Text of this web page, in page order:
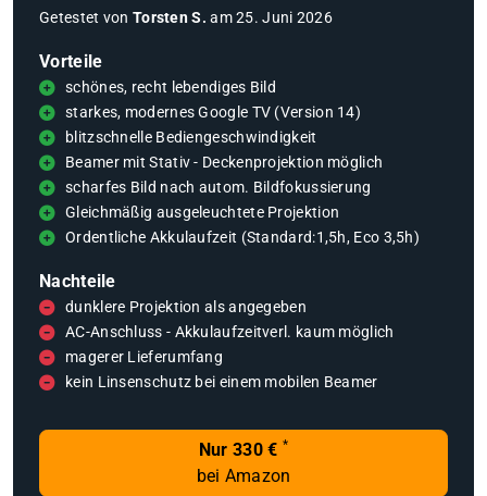
Getestet von Torsten S. am25. Juni 2026
Vorteile
schönes, recht lebendiges Bild
starkes, modernes Google TV (Version 14)
blitzschnelle Bediengeschwindigkeit
Beamer mit Stativ - Deckenprojektion möglich
scharfes Bild nach autom. Bildfokussierung
Gleichmäßig ausgeleuchtete Projektion
Ordentliche Akkulaufzeit (Standard:1,5h, Eco 3,5h)
Nachteile
dunklere Projektion als angegeben
AC-Anschluss - Akkulaufzeitverl. kaum möglich
magerer Lieferumfang
kein Linsenschutz bei einem mobilen Beamer
Nur 330 € *
bei Amazon